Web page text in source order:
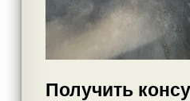
Получить